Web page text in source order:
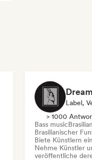
Label,
> 1000
Bass music
Brasilianischer
Biete Künstlern
Nehme Künstler
veröffentliche